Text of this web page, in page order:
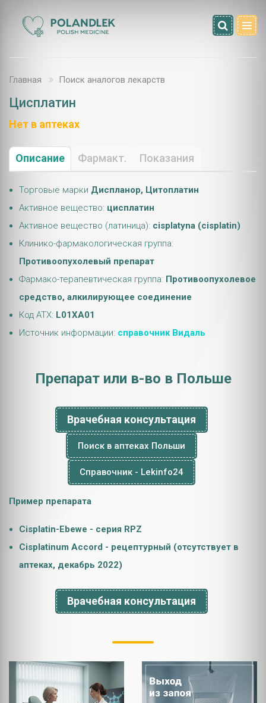
Главная Поиск аналогов лекарств
Цисплатин
Нет в аптеках
Описание Фармакт. Показания
Торговые марки Диспланор, Цитоплатин
Активное вещество: цисплатин
Активное вещество (латиница): cisplatyna (cisplatin)
Клинико-фармакологическая группа:
Противоопухолевый препарат
Фармако-терапевтическая группа: Противоопухолевое
средство, алкилирующее соединение
Код АТХ: L01XA01
Источник информации: справочник Видаль
Препарат или в-во в Польше
Врачебная консультация
Поиск в аптеках Польши
Справочник - Lekinfo24
Пример препарата
Cisplatin-Ebewe - серия RPZ
Cisplatinum Accord - рецептурный (отсутствует в
аптеках, декабрь 2022)
Врачебная консультация